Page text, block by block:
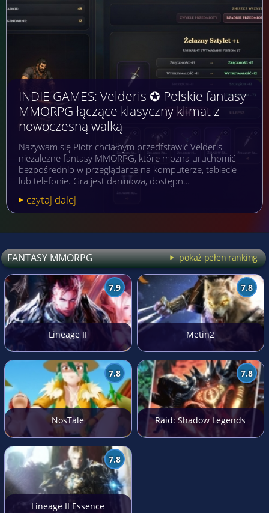
INDIE GAMES: Velderis ✪ Polskie fantasy
MMORPG łączące klasyczny klimat z
nowoczesną walką
Nazywam się Piotr chciałbym przedfstawić Velderis -
niezależne fantasy MMORPG, które można uruchomić
bezpośrednio w przeglądarce na komputerze, tablecie
lub telefonie. Gra jest darmowa, dostępn…
czytaj dalej
FANTASY MMORPG pokaż pełen ranking
7.9
Lineage II
7.8
Metin2
7.8
NosTale
7.8
Raid: Shadow Legends
7.8
Lineage II Essence